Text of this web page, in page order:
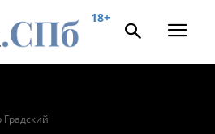
18+
Градский